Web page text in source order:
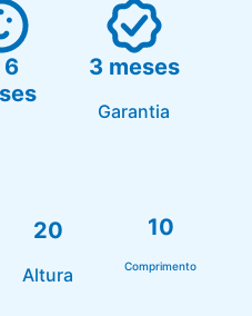
6
3 meses
Garantia
20
Altura
10
Comprimento